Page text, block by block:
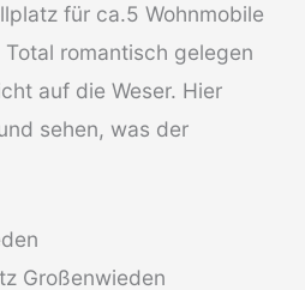
für ca.5 Wohnmobile
romantisch gelegen
auf die Weser. Hier
sehen, was der